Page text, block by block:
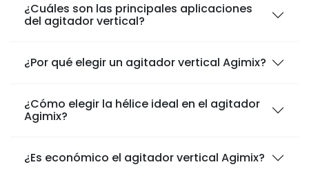
¿Cuáles son las principales aplicaciones
del agitador vertical?
¿Por qué elegir un agitador vertical Agimix?
¿Cómo elegir la hélice ideal en el agitador
Agimix?
¿Es económico el agitador vertical Agimix?